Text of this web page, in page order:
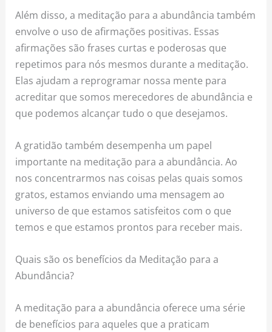
Além disso, a meditação para a abundância também
envolve o uso de afirmações positivas. Essas
afirmações são frases curtas e poderosas que
repetimos para nós mesmos durante a meditação.
Elas ajudam a reprogramar nossa mente para
acreditar que somos merecedores de abundância e
que podemos alcançar tudo o que desejamos.
A gratidão também desempenha um papel
importante na meditação para a abundância. Ao
nos concentrarmos nas coisas pelas quais somos
gratos, estamos enviando uma mensagem ao
universo de que estamos satisfeitos com o que
temos e que estamos prontos para receber mais.
Quais são os benefícios da Meditação para a
Abundância?
A meditação para a abundância oferece uma série
de benefícios para aqueles que a praticam